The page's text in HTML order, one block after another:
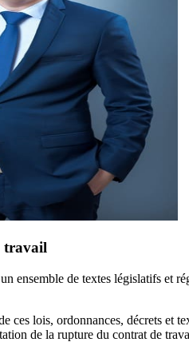
travail
ensemble de textes législatifs et
ces lois, ordonnances, décrets et
de la rupture du contrat de